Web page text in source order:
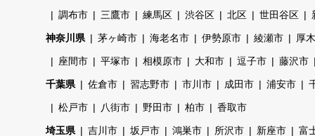
調布市 三鷹市 練馬区 渋谷区 北区 世田谷区
神奈川県 茅ヶ崎市 海老名市 伊勢原市 綾瀬市 厚
座間市 平塚市 相模原市 大和市 逗子市 藤沢市
千葉県 佐倉市 習志野市 市川市 成田市 浦安市
松戸市 八街市 野田市 柏市 香取市
埼玉県 吉川市 坂戸市 鴻巣市 所沢市 新座市 富